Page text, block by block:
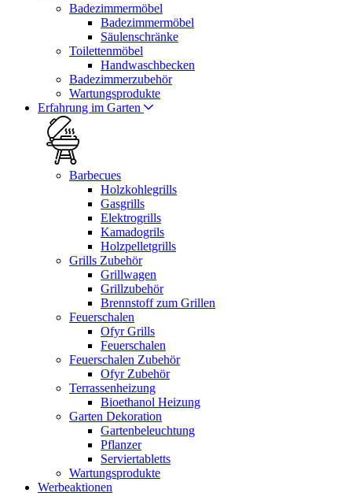
Badezimmermöbel
Badezimmermöbel
Säulenschränke
Toilettenmöbel
Handwaschbecken
Badezimmerzubehör
Wartungsprodukte
Erfahrung im Garten
Barbecues
Holzkohlegrills
Gasgrills
Elektrogrills
Kamadogrils
Holzpelletgrills
Grills Zubehör
Grillwagen
Grillzubehör
Brennstoff zum Grillen
Feuerschalen
Ofyr Grills
Feuerschalen
Feuerschalen Zubehör
Ofyr Zubehör
Terrassenheizung
Bioethanol Heizung
Garten Dekoration
Gartenbeleuchtung
Pflanzer
Serviertabletts
Wartungsprodukte
Werbeaktionen